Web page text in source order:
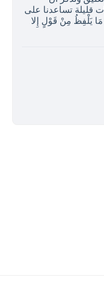
قليلة تساعدنا على
يَلْفِظُ مِنْ قَوْلٍ إِلا